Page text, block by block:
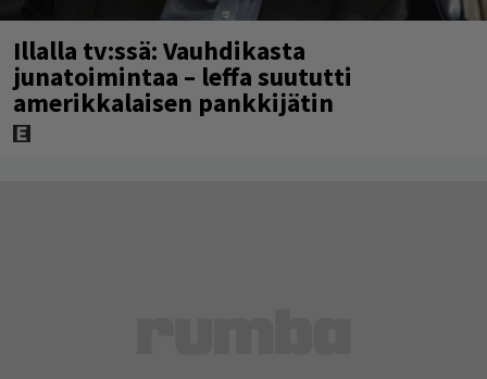
Illalla tv:ssä: Vauhdikasta
junatoimintaa – leffa suututti
amerikkalaisen pankkijätin